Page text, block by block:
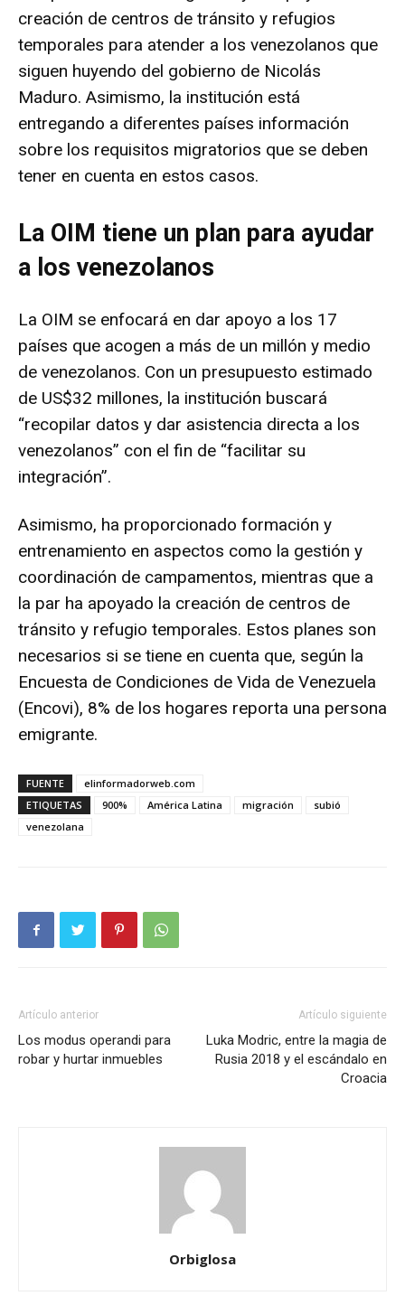
creación de centros de tránsito y refugios
temporales para atender a los venezolanos que
siguen huyendo del gobierno de Nicolás
Maduro. Asimismo, la institución está
entregando a diferentes países información
sobre los requisitos migratorios que se deben
tener en cuenta en estos casos.
La OIM tiene un plan para ayudar
a los venezolanos
La OIM se enfocará en dar apoyo a los 17
países que acogen a más de un millón y medio
de venezolanos. Con un presupuesto estimado
de US$32 millones, la institución buscará
“recopilar datos y dar asistencia directa a los
venezolanos” con el fin de “facilitar su
integración”.
Asimismo, ha proporcionado formación y
entrenamiento en aspectos como la gestión y
coordinación de campamentos, mientras que a
la par ha apoyado la creación de centros de
tránsito y refugio temporales. Estos planes son
necesarios si se tiene en cuenta que, según la
Encuesta de Condiciones de Vida de Venezuela
(Encovi), 8% de los hogares reporta una persona
emigrante.
FUENTE
elinformadorweb.com
ETIQUETAS
900% América Latina migración
subió
venezolana
Artículo anterior
Los modus operandi para
robar y hurtar inmuebles
Artículo siguiente
Luka Modric, entre la magia de
Rusia 2018 y el escándalo en
Croacia
Orbiglosa